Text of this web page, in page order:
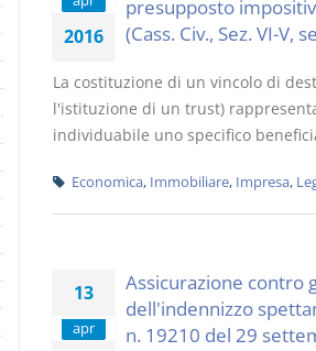
2016
presupposto
(Cass. Civ., Sez. VI-V,
La costituzione di un vincolo di
l'istituzione di un trust)
individuabile uno specifico
Economica, Immobiliare, Impresa,
13
apr
Assicurazione contro
dell'indennizzo
n. 19210 del 29